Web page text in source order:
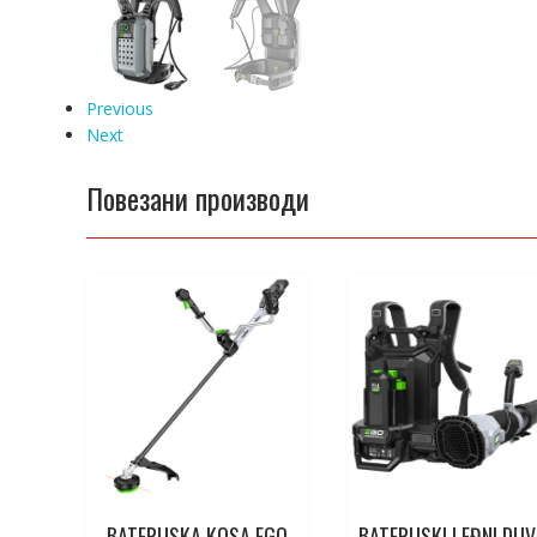
Previous
Next
Повезани производи